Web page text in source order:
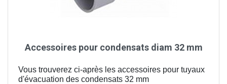
Accessoires pour condensats diam 32 mm
Vous trouverez ci-après les accessoires pour tuyaux
d'évacuation des condensats 32 mm